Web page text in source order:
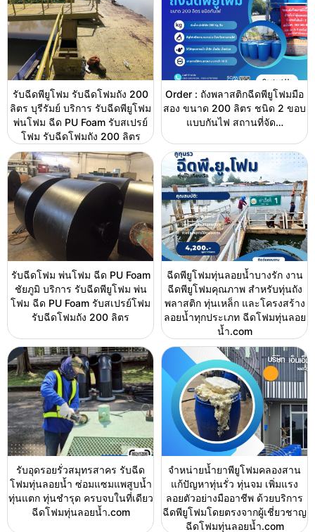
รับฉีดพียูโฟม รับฉีดโฟมถัง 200
ลิตร บุรีรัมย์ บริการ รับฉีดพียูโฟม
พ่นโฟม ฉีด PU Foam รับสเปรย์
โฟม รับฉีดโฟมถัง 200 ลิตร
Order : ถังพลาสติกฉีดพียูโฟมมือ
สอง ขนาด 200 ลิตร ชนิด 2 ขอบ
แบบกันไฟ สถานที่จัด…
รับฉีดโฟม พ่นโฟม ฉีด PU Foam
ชัยภูมิ บริการ รับฉีดพียูโฟม พ่น
โฟม ฉีด PU Foam รับสเปรย์โฟม
รับฉีดโฟมถัง 200 ลิตร
ฉีดพียูโฟมทุ่นลอยน้ำบางรัก งาน
ฉีดพียูโฟมคุณภาพ สำหรับทุ่นถัง
พลาสติก ทุ่นเหล็ก และโครงสร้าง
ลอยน้ำทุกประเภท ฉีดโฟมทุ่นลอย
น้ำ.com
รับอุดรอยรั่วสมุทรสาคร รับฉีด
โฟมทุ่นลอยน้ำ ซ่อมแซมแพสูบน้ำ
ทุ่นแตก ทุ่นชำรุด ครบจบในที่เดียว
ฉีดโฟมทุ่นลอยน้ำ.com
จำหน่ายน้ำยาพียูโฟมคลองสาน
แก้ปัญหาทุ่นรั่ว ทุ่นจม เพิ่มแรง
ลอยตัวอย่างมืออาชีพ ด้วยบริการ
ฉีดพียูโฟมโดยตรงจากผู้เชี่ยวชาญ
ฉีดโฟมทุ่นลอยน้ำ.com